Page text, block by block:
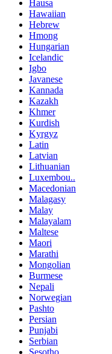
Hausa
Hawaiian
Hebrew
Hmong
Hungarian
Icelandic
Igbo
Javanese
Kannada
Kazakh
Khmer
Kurdish
Kyrgyz
Latin
Latvian
Lithuanian
Luxembou..
Macedonian
Malagasy
Malay
Malayalam
Maltese
Maori
Marathi
Mongolian
Burmese
Nepali
Norwegian
Pashto
Persian
Punjabi
Serbian